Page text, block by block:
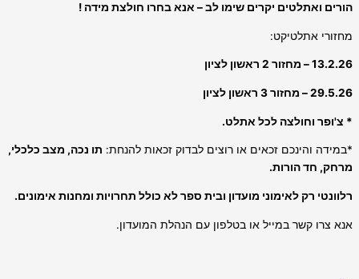
הורים ואתלטים יקרים שימו לב – אנא בחרו חולצת מידה !
מחזורי אתלטיקט:
13.2.26 – מחזור 2 ראשון לציון
29.5.26 – מחזור 3 ראשון לציון
* צ'ופר וחולצה לכל אתלט.
*במידה והינכם זכאים או רוצים לבדוק זכאות להנחת: תו נכה, מצב כלכלי,
מרחק, חד הורות.
רלוונטי רק לאימוני מועדון ובית ספר לא כולל תחרויות ומחנות אימונים.
אנא צרו קשר במייל או בטלפון עם הנהלת המועדון.